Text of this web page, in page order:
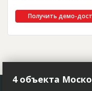
Получить демо-
4 объекта